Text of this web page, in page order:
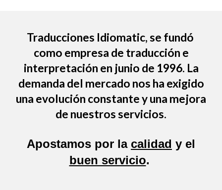
Traducciones Idiomatic, se fundó
como empresa de traducción e
interpretación en junio de 1996. La
demanda del mercado nos ha exigido
una evolución constante y una mejora
de nuestros servicios.
Apostamos por la calidad y el
buen servicio.